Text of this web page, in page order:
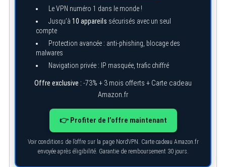
Le VPN numéro 1 dans le monde !
Jusqu’à 10 appareils sécurisés avec un seul
compte
Protection avancée : anti-phishing, blocage des
malwares
Navigation privée : IP masquée, trafic chiffré
Offre exclusive : -73% + 3 mois offerts + Carte cadeau
Amazon.fr
👉 Profiter de l’offre maintenant
Voir conditions de l’offre sur la page NordVPN. Carte cadeau Amazon.fr
envoyée après éligibilité. Garantie de remboursement 30 jours.